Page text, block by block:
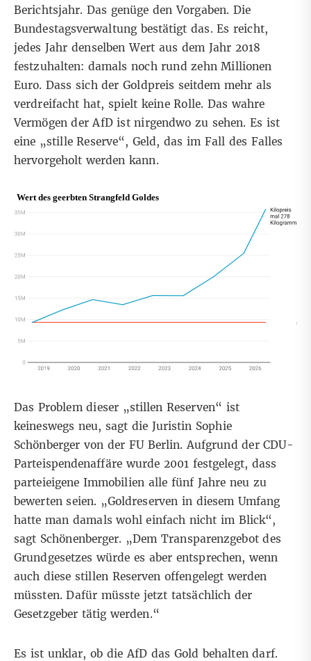
Berichtsjahr. Das genüge den Vorgaben. Die
Bundestagsverwaltung bestätigt das. Es reicht,
jedes Jahr denselben Wert aus dem Jahr 2018
festzuhalten: damals noch rund zehn Millionen
Euro. Dass sich der Goldpreis seitdem mehr als
verdreifacht hat, spielt keine Rolle. Das wahre
Vermögen der AfD ist nirgendwo zu sehen. Es ist
eine „stille Reserve“, Geld, das im Fall des Falles
hervorgeholt werden kann.
Das Problem dieser „stillen Reserven“ ist
keineswegs neu, sagt die Juristin Sophie
Schönberger von der FU Berlin. Aufgrund der CDU-
Parteispendenaffäre wurde 2001 festgelegt, dass
parteieigene Immobilien alle fünf Jahre neu zu
bewerten seien. „Goldreserven in diesem Umfang
hatte man damals wohl einfach nicht im Blick“,
sagt Schönenberger. „Dem Transparenzgebot des
Grundgesetzes würde es aber entsprechen, wenn
auch diese stillen Reserven offengelegt werden
müssten. Dafür müsste jetzt tatsächlich der
Gesetzgeber tätig werden.“
Es ist unklar, ob die AfD das Gold behalten darf.